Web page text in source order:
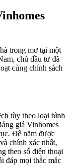
trong mơ tại một
chủ đầu tư đã
cùng chính sách
tùy theo loại hình
giá Vinhomes
Để nắm được
chính xác nhất,
theo số điện thoại
đáp mọi thắc mắc